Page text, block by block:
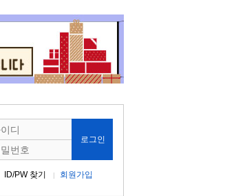
로그인
ID/PW 찾기 회원가입